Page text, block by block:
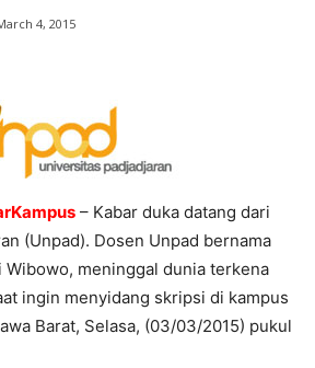
4, 2015
– Kabar duka datang dari
(Unpad). Dosen Unpad bernama
Wibowo, meninggal dunia terkena
ingin menyidang skripsi di kampus
Barat, Selasa, (03/03/2015) pukul